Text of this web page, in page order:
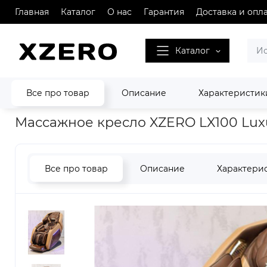
Главная Каталог О нас Гарантия Доставка и
Каталог
Все про товар Описание
Главная Массажные кресла XZERO Массажное кресло
Массажное кресло XZERO LX100
Все про товар Описание